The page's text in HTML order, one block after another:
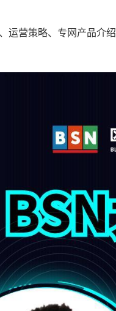
运营策略、专网产品介绍